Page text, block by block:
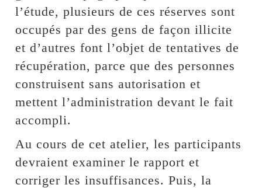
l’étude, plusieurs de ces réserves sont
occupés par des gens de façon illicite
et d’autres font l’objet de tentatives de
récupération, parce que des personnes
construisent sans autorisation et
mettent l’administration devant le fait
accompli.
Au cours de cet atelier, les participants
devraient examiner le rapport et
corriger les insuffisances. Puis, la